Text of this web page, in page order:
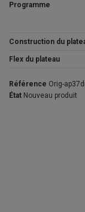
Programme
Construction du
Flex du plateau
Référence Orig-
État Nouveau produit